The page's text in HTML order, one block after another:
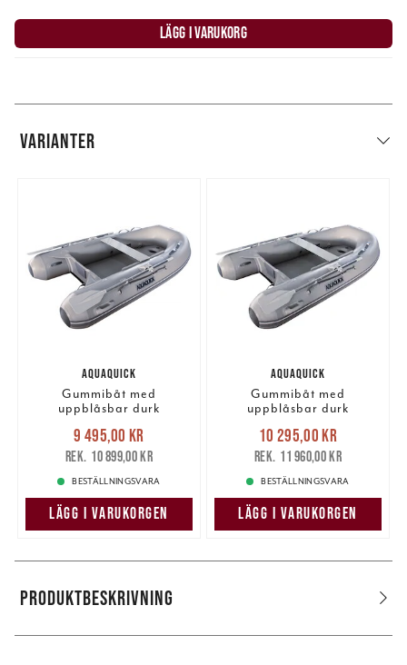
LÄGG I VARUKORG
VARIANTER
AQUAQUICK
Gummibåt med
uppblåsbar durk
Nuvarande pris
9 495,00 krTidigare pris
10 899,00 kr
9 495,00 kr
10 899,00 kr
BESTÄLLNINGSVARA
LÄGG I VARUKORGEN
AQUAQUICK
Gummibåt med
uppblåsbar durk
Nuvarande pris
10 295,00 krTidigare pris
11 960,00 kr
10 295,00 kr
11 960,00 kr
BESTÄLLNINGSVARA
LÄGG I VARUKORGEN
PRODUKTBESKRIVNING